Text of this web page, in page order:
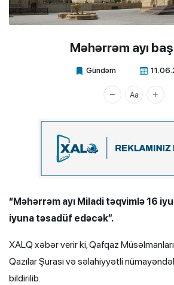
Məhərrəm ayı
Gündəm
Xalq.Online
“Məhərrəm ayı Miladi təqvimlə 16
iyuna təsadüf edəcək”.
XALQ xəbər verir ki, Qafqaz
Qazılar Şurası və səlahiyyətli
bildirilib.